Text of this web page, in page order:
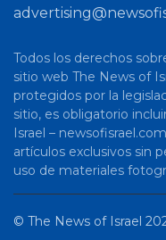
Todos los derechos
sitio web The News of
protegidos por la
sitio, es obligatorio
Israel –
artículos exclusivos sin
uso de materiales
© The News of Israel